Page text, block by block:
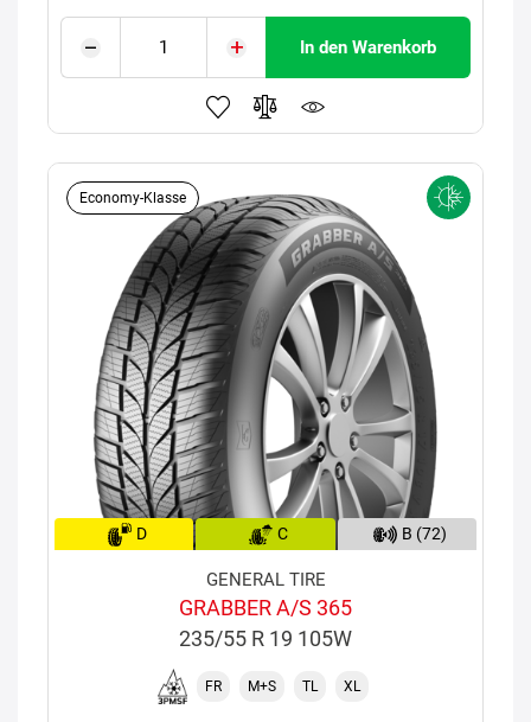
In den Warenkorb
Economy-Klasse
D C B (72)
GENERAL TIRE
GRABBER A/S 365
235/55 R 19 105W
FR M+S TL XL